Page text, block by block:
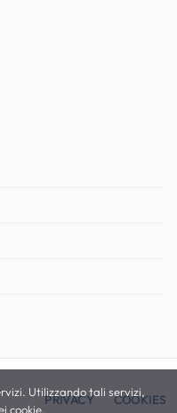
PRIVACY COOKIES
Utilizzando tali servizi,
cookie.